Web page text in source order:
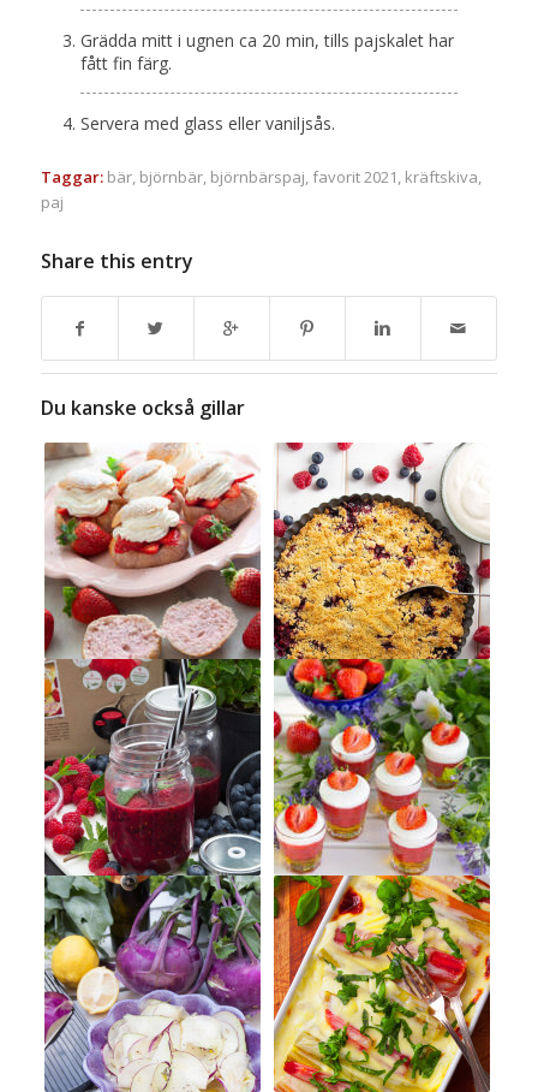
Grädda mitt i ugnen ca 20 min, tills pajskalet har
fått fin färg.
Servera med glass eller vaniljsås.
Taggar: bär, björnbär, björnbärspaj,favorit 2021, kräftskiva,
paj
Share this entry
Du kanske också gillar